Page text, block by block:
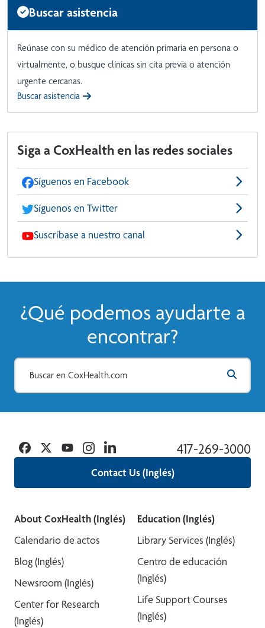
Buscar asistencia
Reúnase con su médico de atención primaria en persona o
virtualmente, o busque clínicas sin cita previa o atención
urgente cercanas.
Buscar asistencia
Siga a CoxHealth en las redes sociales
Síguenos en Facebook
Síguenos en Twitter
Suscríbase a nuestro canal
¿Qué podemos ayudarte a
encontrar?
Contact Us (Inglés)
417-269-3000
Facebook
TwitterYouTubeInstagramLinkedin
About CoxHealth (Inglés)
Calendario de actos
Blog (Inglés)
Newsroom (Inglés)
Center for Research
(Inglés)
Education (Inglés)
Library Services (Inglés)
Centro de educación
(Inglés)
Life Support Courses
(Inglés)